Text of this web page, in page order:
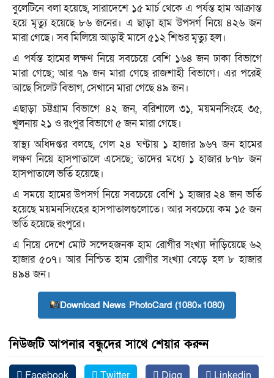
বুলেটিনে বলা হয়েছে, সারাদেশে ১৫ মার্চ থেকে এ পর্যন্ত হাম আক্রান্ত
হয়ে মৃত্যু হয়েছে ৮৬ জনের। এ ছাড়া হাম উপসর্গ নিয়ে ৪২৬ জন
মারা গেছে। সব মিলিয়ে আড়াই মাসে ৫১২ শিশুর মৃত্যু হল।
এ পর্যন্ত হামের লক্ষণ নিয়ে সবচেয়ে বেশি ১৬৪ জন ঢাকা বিভাগে
মারা গেছে; আর ৭৯ জন মারা গেছে রাজশাহী বিভাগে। এর পরেই
আছে সিলেট বিভাগ, সেখানে মারা গেছে ৪৯ জন।
এছাড়া চট্টগ্রাম বিভাগে ৪২ জন, বরিশালে ৩১, ময়মনসিংহে ৩৫,
খুলনায় ২১ ও রংপুর বিভাগে ৫ জন মারা গেছে।
স্বাস্থ্য অধিদপ্তর বলছে, গেল ২৪ ঘণ্টায় ১ হাজার ৯৬৭ জন হামের
লক্ষণ নিয়ে হাসপাতালে এসেছে; তাদের মধ্যে ১ হাজার ৮৭৮ জন
হাসপাতালে ভর্তি হয়েছে।
এ সময়ে হামের উপসর্গ নিয়ে সবচেয়ে বেশি ১ হাজার ২৪ জন ভর্তি
হয়েছে ময়মনসিংহের হাসপাতালগুলোতে। আর সবচেয়ে কম ১৫ জন
ভর্তি হয়েছে রংপুরে।
এ নিয়ে দেশে মোট সন্দেহজনক হাম রোগীর সংখ্যা দাঁড়িয়েছে ৬২
হাজার ৫০৭। আর নিশ্চিত হাম রোগীর সংখ্যা বেড়ে হল ৮ হাজার
৪৯৪ জন।
Download News PhotoCard (1080×1080)
নিউজটি আপনার বন্ধুদের সাথে শেয়ার করুন